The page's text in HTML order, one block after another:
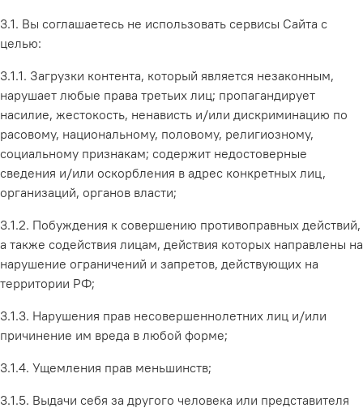
3.1. Вы соглашаетесь не использовать сервисы Сайта с
целью:
3.1.1. Загрузки контента, который является незаконным,
нарушает любые права третьих лиц; пропагандирует
насилие, жестокость, ненависть и/или дискриминацию по
расовому, национальному, половому, религиозному,
социальному признакам; содержит недостоверные
сведения и/или оскорбления в адрес конкретных лиц,
организаций, органов власти;
3.1.2. Побуждения к совершению противоправных действий,
а также содействия лицам, действия которых направлены на
нарушение ограничений и запретов, действующих на
территории РФ;
3.1.3. Нарушения прав несовершеннолетних лиц и/или
причинение им вреда в любой форме;
3.1.4. Ущемления прав меньшинств;
3.1.5. Выдачи себя за другого человека или представителя